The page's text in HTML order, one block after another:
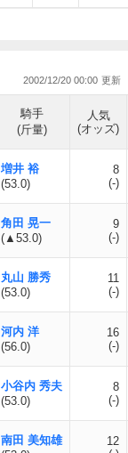
2002/12/20 00:00
騎手
(斤量)
人気
(オッズ)
増井 裕
(53.0)
8
(-)
角田 晃一
(▲53.0)
9
(-)
丸山 勝秀
(53.0)
11
(-)
河内 洋
(56.0)
16
(-)
小谷内 秀夫
(53.0)
8
(-)
南田 美知雄
12